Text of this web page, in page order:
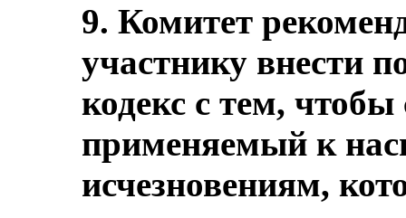
9. Комитет
участнику внести
кодекс с тем,
применяемый к
исчезновениям,